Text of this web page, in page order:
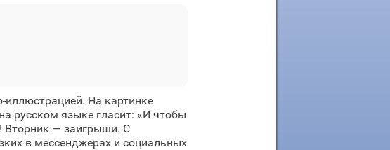
иллюстрацией. На картинке
русском языке гласит: «И чтобы
Вторник — заигрыши. С
в мессенджерах и социальных